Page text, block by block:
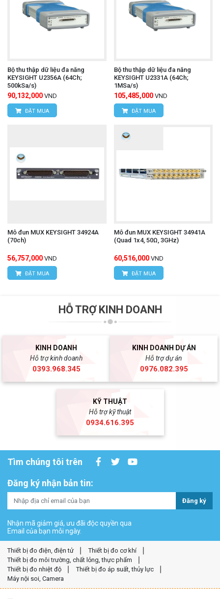
Bộ thu thập dữ liệu đa năng
KEYSIGHT U2356A (64Ch;
500kSa/s)
90,132,000 VND
ĐẶT MUA
Bộ thu thập dữ liệu đa năng
KEYSIGHT U2331A (64Ch;
1MSa/s)
105,485,000 VND
ĐẶT MUA
Mô đun MUX KEYSIGHT 34924A
(70ch)
56,757,000 VND
ĐẶT MUA
Mô đun MUX KEYSIGHT 34941A
(Quad 1x4, 50Ω, 3GHz)
60,516,000 VND
ĐẶT MUA
HỖ TRỢ KINH DOANH
KINH DOANH
Hỗ trợ kinh doanh
0393.968.345
KINH DOANH DỰ ÁN
Hỗ trợ dự án
0976.082.395
KỸ THUẬT
Hỗ trợ kỹ thuật
0934.616.395
Tìm chúng tôi trên
Đăng ký nhận bản tin:
Đăng ký
Nhận mã giảm giá, ưu đãi độc quyền qua
Email của bạn mỗi ngày.
Thiết bị đo điện, điện tử
Thiết bị đo cơ khí
Thiết bị đo môi trường, chất lỏng, thực phẩm
Thiết bị đo nhiệt độ
Thiết bị đo áp suất, thủy lực
Máy nội soi, Camera